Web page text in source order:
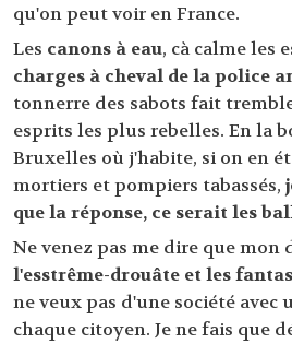
qu'on peut voir en France.
Les canons à eau, cà calme les
charges à cheval de la police
tonnerre des sabots fait
esprits les plus rebelles. En la
Bruxelles où j'habite, si on en
mortiers et pompiers tabassés,
que la réponse, ce serait les
Ne venez pas me dire que mon
l'esstrême-drouâte et les
ne veux pas d'une société avec
chaque citoyen. Je ne fais que